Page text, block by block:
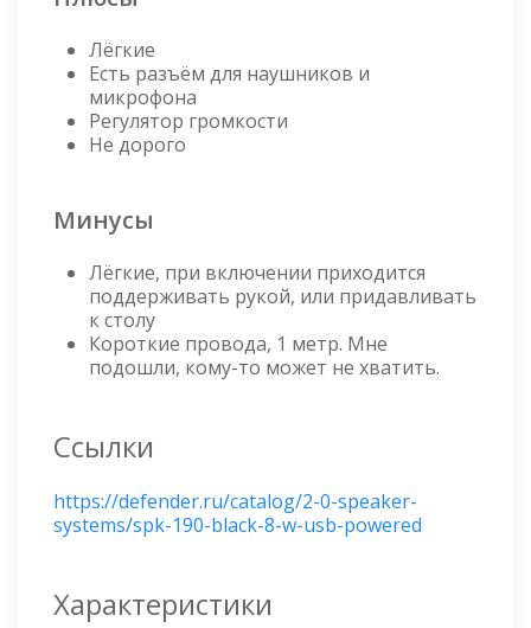
Лёгкие
Есть разъём для наушников и
микрофона
Регулятор громкости
Не дорого
Минусы
Лёгкие, при включении приходится
поддерживать рукой, или придавливать
к столу
Короткие провода, 1 метр. Мне
подошли, кому-то может не хватить.
Ссылки
https://defender.ru/catalog/2-0-speaker-
systems/spk-190-black-8-w-usb-powered
Характеристики